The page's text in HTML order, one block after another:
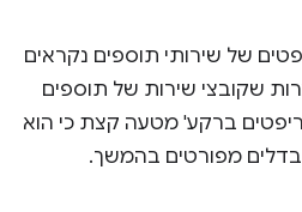
של שירותי תוספים נקראים
שקובצי שירות של תוספים
ברקע' מטעה קצת כי הוא
מפורטים בהמשך.